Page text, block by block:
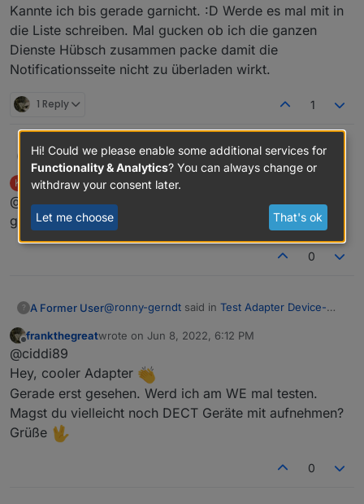
Kannte ich bis gerade garnicht. :D Werde es mal mit in
die Liste schreiben. Mal gucken ob ich die ganzen
Dienste Hübsch zusammen packe damit die
Notificationsseite nicht zu überladen wirkt.
1 Reply 1
A Former User@kochensaid inTest Adapter Device-Watcher
v0.0.x GitHub/Latest:
Ich denke, dadurch das ich gestern den Fehler
gemacht habe und die sogenannten "Testates"
die nicht existieren. Muss da auf jeden fall was
Adapter beendet. Also lange rede kurzer Sinn:
installiert hast musst du wohl leider iobroker
einmal komplett neu starten, danach sollte es
laufen.
K Kochenwrote onJun 8, 2022, 5:29 PM
last edited by
@ciddi89 Besten Dank. Eine Neuinstallation hat
geholfen.
0
? A Former User@ronny-gerndt said in Test Adapter Device-
Pause installiert. Vergiss die Frage wegen
Ble von vorhin. ;)
Ich warte dann mal auf die deconz
Implementierung :)
Kannte ich bis gerade garnicht. :D Werde es
mal mit in die Liste schreiben. Mal gucken ob
ich die ganzen Dienste Hübsch zusammen
Offline
frankthegreatwrote on Jun 8, 2022, 6:12 PM
last edited by
@ciddi89
Hey, cooler Adapter
Gerade erst gesehen. Werd ich am WE mal testen.
Magst du vielleicht noch DECT Geräte mit aufnehmen?
Grüße
0
Hi! Could we please enable some additional services for
Functionality & Analytics? You can always change or
withdraw your consent later.
Let me choose That's ok